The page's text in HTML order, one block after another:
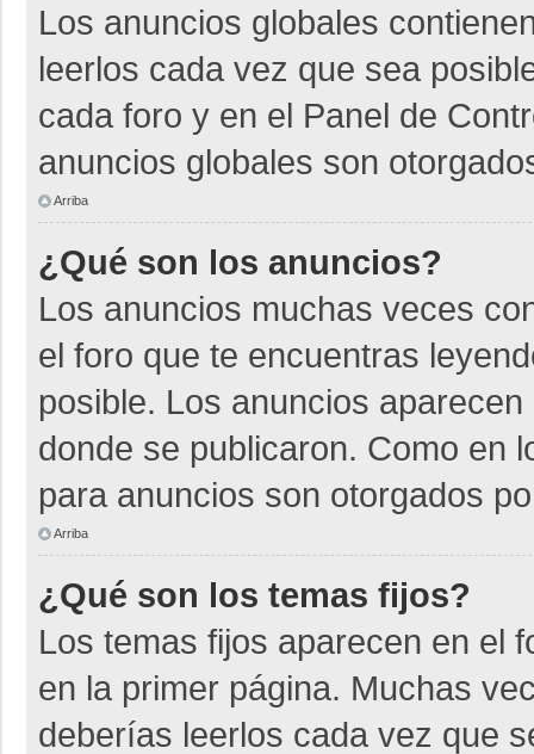
Los anuncios globales
leerlos cada vez que sea
cada foro y en el Panel de
anuncios globales son
Arriba
¿Qué son los anuncios?
Los anuncios muchas veces
el foro que te encuentras
posible. Los anuncios
donde se publicaron. Como en
para anuncios son otorgados
Arriba
¿Qué son los temas fijos?
Los temas fijos aparecen en el
en la primer página. Muchas
deberías leerlos cada vez que